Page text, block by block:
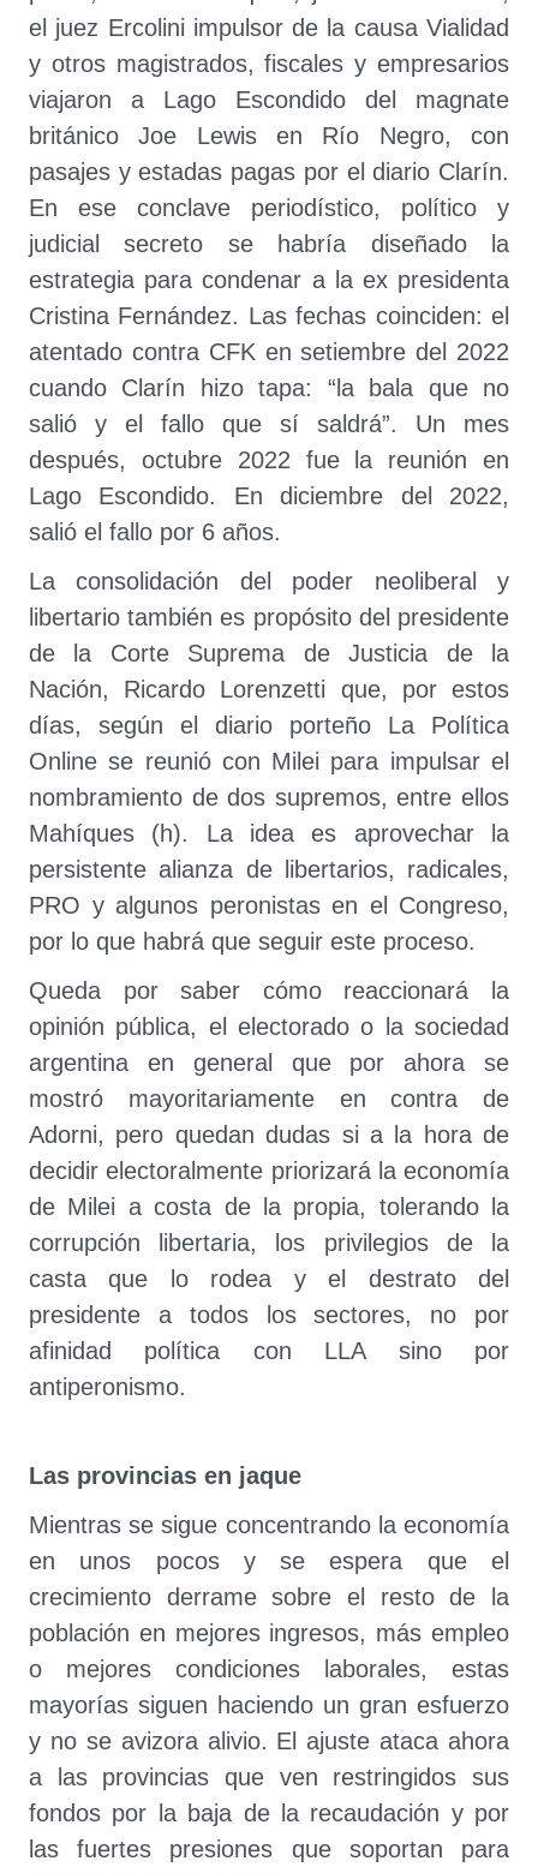
el juez Ercolini impulsor de la causa Vialidad
y otros magistrados, fiscales y empresarios
viajaron a Lago Escondido del magnate
británico Joe Lewis en Río Negro, con
pasajes y estadas pagas por el diario Clarín.
En ese conclave periodístico, político y
judicial secreto se habría diseñado la
estrategia para condenar a la ex presidenta
Cristina Fernández. Las fechas coinciden: el
atentado contra CFK en setiembre del 2022
cuando Clarín hizo tapa: “la bala que no
salió y el fallo que sí saldrá”. Un mes
después, octubre 2022 fue la reunión en
Lago Escondido. En diciembre del 2022,
salió el fallo por 6 años.
La consolidación del poder neoliberal y
libertario también es propósito del presidente
de la Corte Suprema de Justicia de la
Nación, Ricardo Lorenzetti que, por estos
días, según el diario porteño La Política
Online se reunió con Milei para impulsar el
nombramiento de dos supremos, entre ellos
Mahíques (h). La idea es aprovechar la
persistente alianza de libertarios, radicales,
PRO y algunos peronistas en el Congreso,
por lo que habrá que seguir este proceso.
Queda por saber cómo reaccionará la
opinión pública, el electorado o la sociedad
argentina en general que por ahora se
mostró mayoritariamente en contra de
Adorni, pero quedan dudas si a la hora de
decidir electoralmente priorizará la economía
de Milei a costa de la propia, tolerando la
corrupción libertaria, los privilegios de la
casta que lo rodea y el destrato del
presidente a todos los sectores, no por
afinidad política con LLA sino por
antiperonismo.
Las provincias en jaque
Mientras se sigue concentrando la economía
en unos pocos y se espera que el
crecimiento derrame sobre el resto de la
población en mejores ingresos, más empleo
o mejores condiciones laborales, estas
mayorías siguen haciendo un gran esfuerzo
y no se avizora alivio. El ajuste ataca ahora
a las provincias que ven restringidos sus
fondos por la baja de la recaudación y por
las fuertes presiones que soportan para